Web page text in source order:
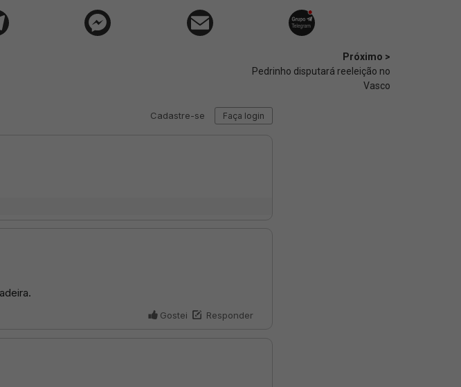
Próximo >
Pedrinho disputará reeleição no
Vasco